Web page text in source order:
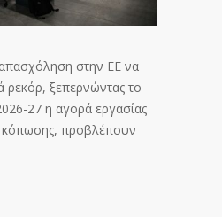
στην ΕΕ να
ρεκόρ, ξεπερνώντας το
27 η αγορά εργασίας
κόπωσης, προβλέπουν